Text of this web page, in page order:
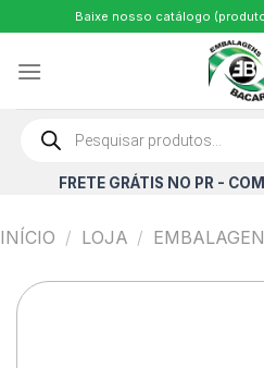
to
content
Baixe nosso catálogo
produtos
FRETE GRÁTIS NO PR -
INÍCIO / LOJA /